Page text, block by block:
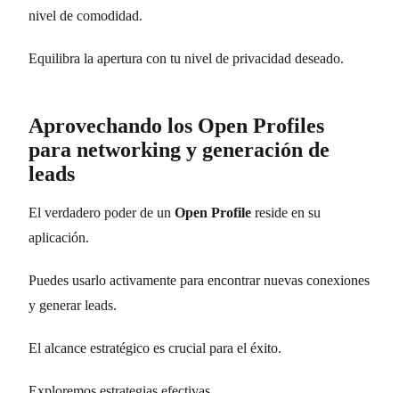
nivel de comodidad.
Equilibra la apertura con tu nivel de privacidad deseado.
Aprovechando los Open Profiles
para networking y generación de
leads
El verdadero poder de un Open Profile reside en su
aplicación.
Puedes usarlo activamente para encontrar nuevas conexiones
y generar leads.
El alcance estratégico es crucial para el éxito.